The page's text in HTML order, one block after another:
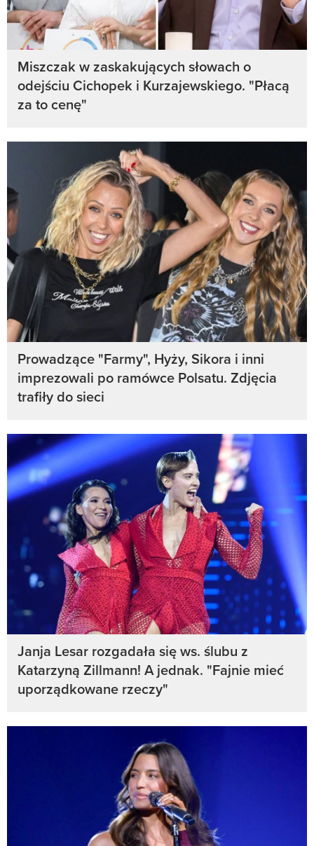
Miszczak w zaskakujących słowach o
odejściu Cichopek i Kurzajewskiego. "Płacą
za to cenę"
Prowadzące "Farmy", Hyży, Sikora i inni
imprezowali po ramówce Polsatu. Zdjęcia
trafiły do sieci
Janja Lesar rozgadała się ws. ślubu z
Katarzyną Zillmann! A jednak. "Fajnie mieć
uporządkowane rzeczy"